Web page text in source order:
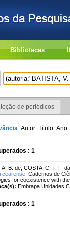
Bibliotecas
de periódicos
Autor Título Ano
: 1
A. B. de; COSTA, C. T. F. da
cearense. Cadernos de
for coexistence with
Embrapa Unidades
: 1